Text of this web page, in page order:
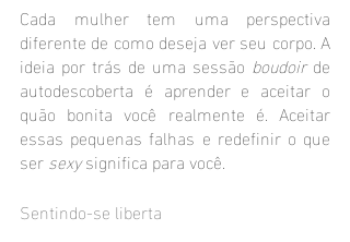
Cada mulher tem uma perspectiva
diferente de como deseja ver seu corpo. A
ideia por trás de uma sessão boudoir de
autodescoberta é aprender e aceitar o
quão bonita você realmente é. Aceitar
essas pequenas falhas e redefinir o que
ser sexy significa para você.
Sentindo-se liberta